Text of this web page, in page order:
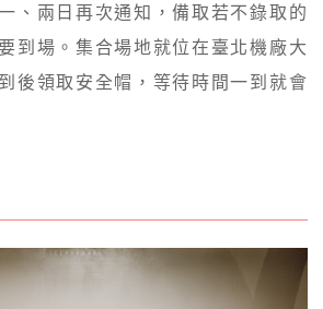
、兩日再次通知，備取若不錄取的
到場。集合場地就位在臺北機廠大
後領取安全帽，等待時間一到就會